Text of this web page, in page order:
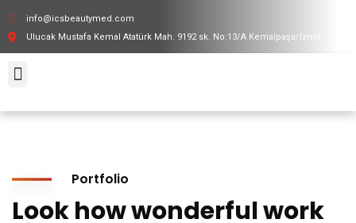
info@icsbeautymed.com
Ulucak Mustafa Kemal Atatürk Mah. 9192 sk. No:13/A Kemalpaşa/İzmir
Portfolio
Look how wonderful work